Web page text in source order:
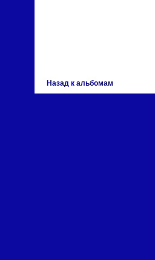
Назад к альбомам